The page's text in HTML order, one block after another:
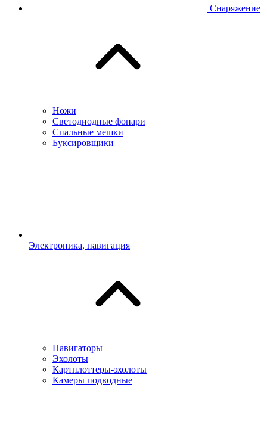
Снаряжение
Ножи
Светодиодные фонари
Спальные мешки
Буксировщики
Электроника, навигация
Навигаторы
Эхолоты
Картплоттеры-эхолоты
Камеры подводные